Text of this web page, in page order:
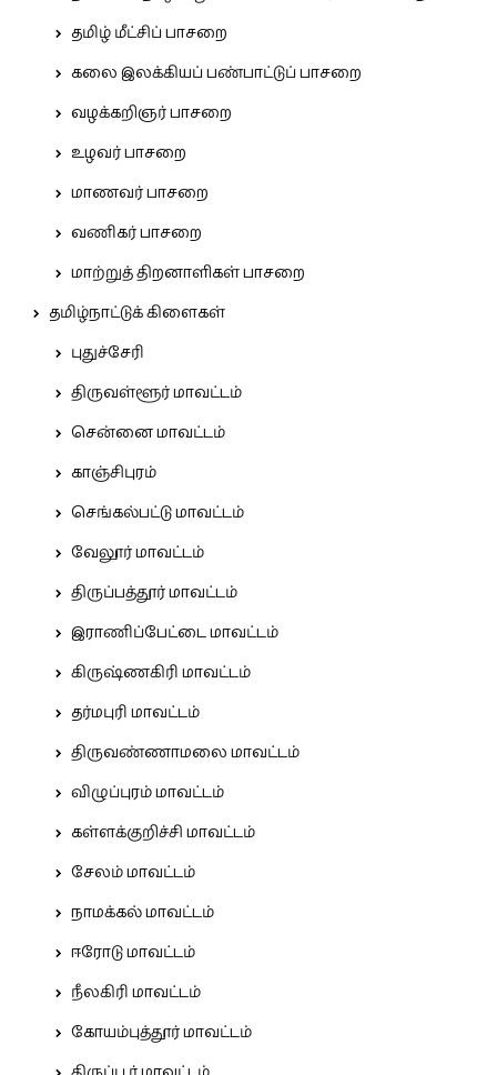
தமிழ் மீட்சிப் பாசறை
கலை இலக்கியப் பண்பாட்டுப் பாசறை
வழக்கறிஞர் பாசறை
உழவர் பாசறை
மாணவர் பாசறை
வணிகர் பாசறை
மாற்றுத் திறனாளிகள் பாசறை
தமிழ்நாட்டுக் கிளைகள்
புதுச்சேரி
திருவள்ளூர் மாவட்டம்
சென்னை மாவட்டம்
காஞ்சிபுரம்
செங்கல்பட்டு மாவட்டம்
வேலூர் மாவட்டம்
திருப்பத்தூர் மாவட்டம்
இராணிப்பேட்டை மாவட்டம்
கிருஷ்ணகிரி மாவட்டம்
தர்மபுரி மாவட்டம்
திருவண்ணாமலை மாவட்டம்
விழுப்புரம் மாவட்டம்
கள்ளக்குறிச்சி மாவட்டம்
சேலம் மாவட்டம்
நாமக்கல் மாவட்டம்
ஈரோடு மாவட்டம்
நீலகிரி மாவட்டம்
கோயம்புத்தூர் மாவட்டம்